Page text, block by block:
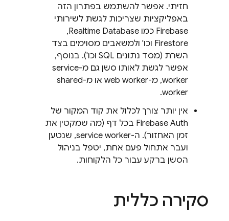
חזיתי. אפשר להשתמש בפתרון הזה
באפליקציות שצריכות לגשת לשירותי
Firebase כמו Realtime Database,‏
Firestore וכו' ולמשאבים מסוימים בצד
השרת (מסד נתונים SQL וכו'). בנוסף,
אפשר לגשת לאותו סשן גם מ-service
worker, מ-web worker או מ-shared
worker.
אין יותר צורך לכלול את קוד המקור של
Firebase Auth בכל דף (מה שמקטין את
זמן האחזור). ה-service worker, שנטען
ועבר אתחול פעם אחת, יטפל בניהול
הסשן ברקע עבור כל הלקוחות.
סקירה כללית